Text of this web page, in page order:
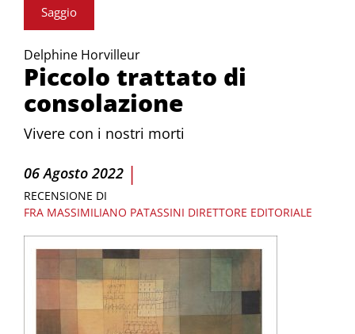
Saggio
Delphine Horvilleur
Piccolo trattato di
consolazione
Vivere con i nostri morti
06 Agosto 2022 |
RECENSIONE DI
FRA MASSIMILIANO PATASSINI DIRETTORE EDITORIALE